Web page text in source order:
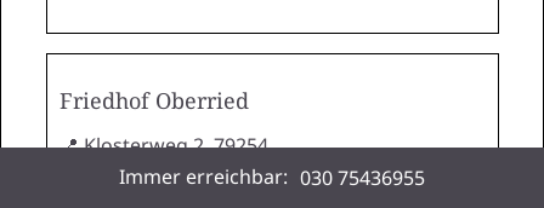
Friedhof Oberried
📍 Klosterweg 2, 79254
Immer erreichbar: 030 75436955